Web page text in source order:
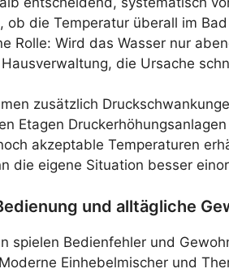
ob die Temperatur überall im
Rolle: Wird das Wasser nur
die Ursache
zusätzlich
Etagen
akzeptable Temperaturen
die eigene Situation besser
und alltägliche
spielen Bedienfehler und
Einhebelmischer und